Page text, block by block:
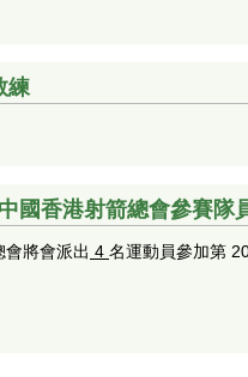
練
國香港射箭總會參賽隊
將會派出 4 名運動員參加第